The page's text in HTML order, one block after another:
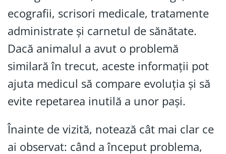
ecografii, scrisori medicale, tratamente
administrate și carnetul de sănătate.
Dacă animalul a avut o problemă
similară în trecut, aceste informații pot
ajuta medicul să compare evoluția și să
evite repetarea inutilă a unor pași.
Înainte de vizită, notează cât mai clar ce
ai observat: când a început problema,